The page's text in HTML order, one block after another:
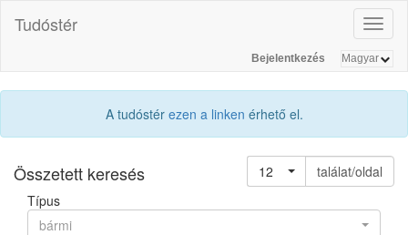
Tudóstér
Bejelentkezés
A tudóstér ezen a linken érhető el.
Összetett keresés 12
találat/oldal
Típus
bármi